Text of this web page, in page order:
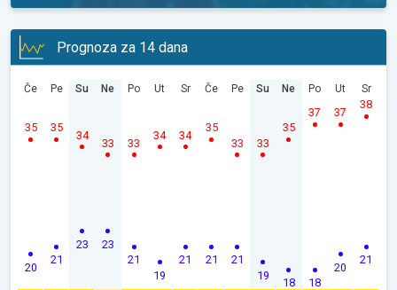
Prognoza za 14 dana
Če
20
35
Pe
21
35
Su
23
34
Ne
23
33
Po
21
33
Ut
19
34
Sr
21
34
Če
21
35
Pe
21
33
Su
19
33
Ne
18
35
Po
18
37
Ut
20
37
Sr
21
38